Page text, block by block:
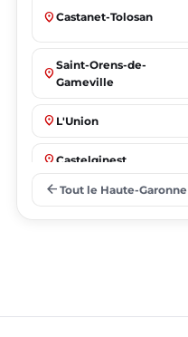
place Castanet-Tolosan
place
Saint-Orens-de-
Gameville
place L'Union
place Castelginest
place Villeneuve-Tolosane
arrow_back Tout le Haute-Garonne